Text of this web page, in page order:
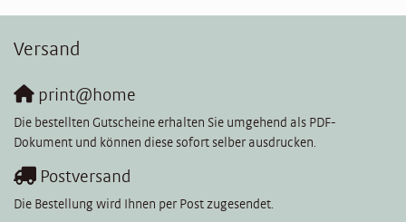
Versand
print@home
Die bestellten Gutscheine erhalten Sie umgehend als PDF-
Dokument und können diese sofort selber ausdrucken.
Postversand
Die Bestellung wird Ihnen per Post zugesendet.